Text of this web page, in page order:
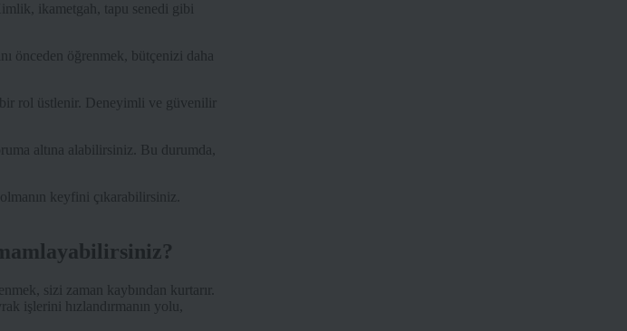
ikametgah, tapu senedi gibi
önceden öğrenmek, bütçenizi daha
rol üstlenir. Deneyimli ve güvenilir
altına alabilirsiniz. Bu durumda,
keyfini çıkarabilirsiniz.
sizi zaman kaybından kurtarır.
işlerini hızlandırmanın yolu,